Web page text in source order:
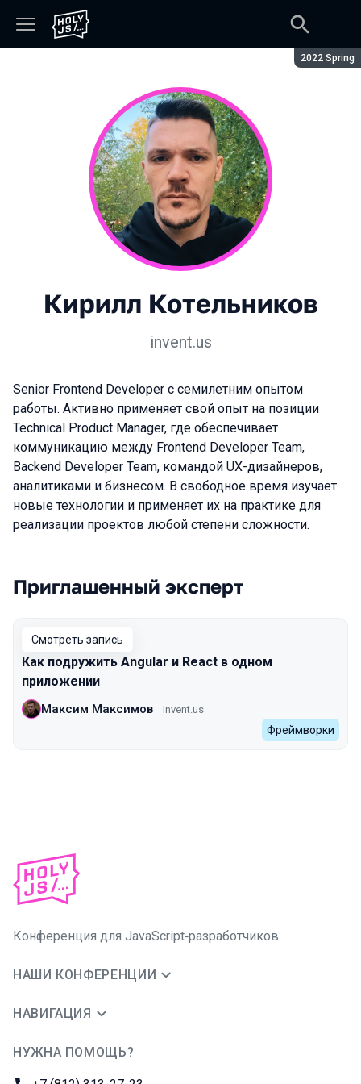
Сезон:
2022 Spring
Кирилл Котельников
invent.us
Senior Frontend Developer с семилетним опытом
работы. Активно применяет свой опыт на позиции
Technical Product Manager, где обеспечивает
коммуникацию между Frontend Developer Team,
Backend Developer Team, командой UX-дизайнеров,
аналитиками и бизнесом. В свободное время изучает
новые технологии и применяет их на практике для
реализации проектов любой степени сложности.
Выступления в сезоне 2022 Spring
Приглашенный эксперт
Смотреть запись
Как подружить Angular и React в одном
приложении
Максим Максимов Invent.us
Фреймворки
Конференция для JavaScript‑разработчиков
НАШИ КОНФЕРЕНЦИИ
НАВИГАЦИЯ
НУЖНА ПОМОЩЬ?